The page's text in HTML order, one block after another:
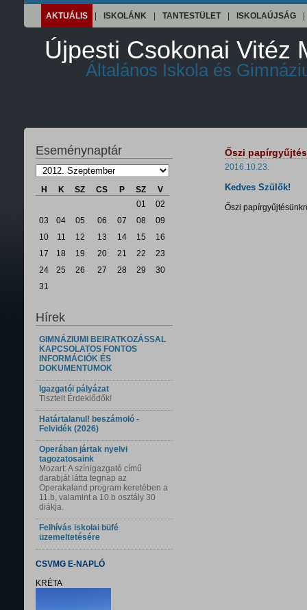
AKTUÁLIS ISKOLÁNK TANTESTÜLET ISKOLAÚJSÁG
Újpesti Csokonai Vitéz
Általános Iskola és
Eseménynaptár
H K SZ CS P SZ
V
01
02
03
04 05 06 07 08
09
10
11 12 13 14 15
16
17
18 19 20 21 22
23
24
25 26 27 28 29
30
31
Hírek
GIMNÁZIUMI BEIRATKOZÁSSAL
KAPCSOLATOS FONTOS
INFORMÁCIÓK ÉS
DOKUMENTUMOK
Igazgatói pályázat
Tisztelt Érdeklődők!
Határtalanul! beszámoló -
Felvidék (2026)
Operában jártak nyelvi
tagozatosaink
Mozart: A színigazgató című
darabját látta tegnap az
Operakaland program keretében a
11.b, valamint a 10.b osztály 30
diákja.
Felhívás iskolai büfé
üzemeltetésére
CSVMG E-NAPLÓ
KRÉTA
Őszi
2016.10.23.
Kedves Szülők!
Őszi